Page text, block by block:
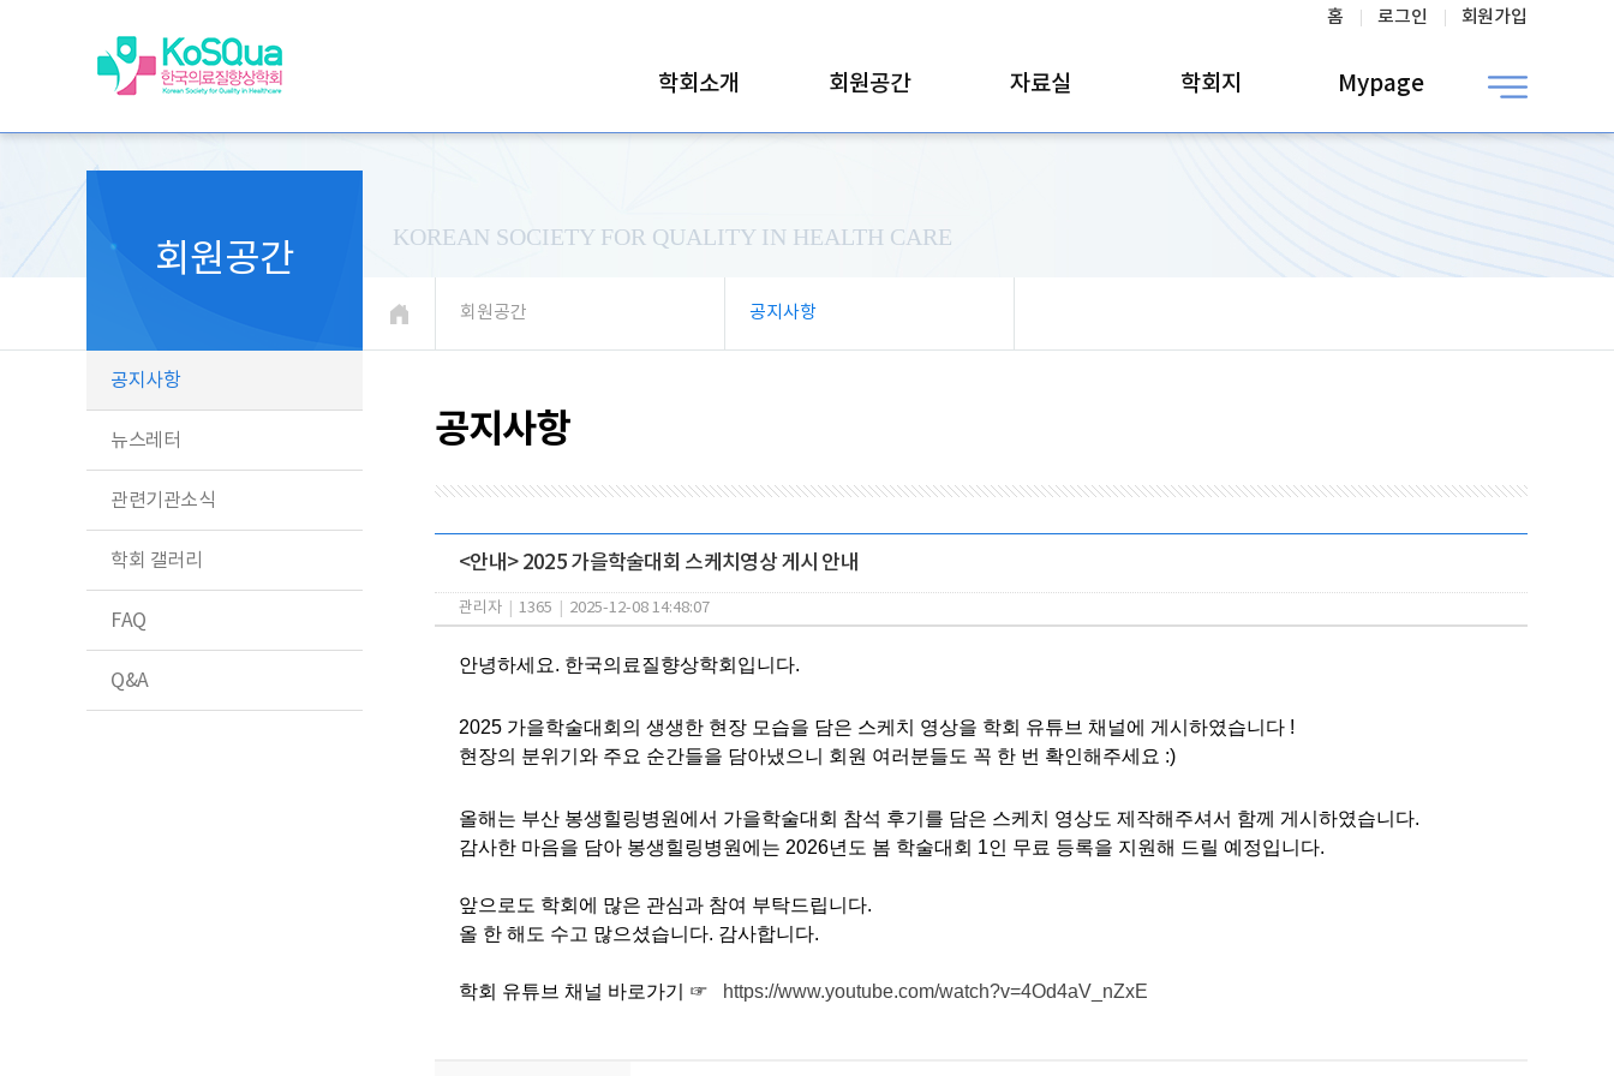
홈 로그인 회원가입
학회소개 회원공간 자료실 학회지 Mypage
KOREAN SOCIETY FOR QUALITY IN HEALTH CARE
회원공간 공지사항
회원공간
공지사항
뉴스레터
관련기관소식
학회 갤러리
FAQ
Q&A
공지사항
<안내> 2025 가을학술대회 스케치영상 게시 안내
관리자 1365 2025-12-08 14:48:07
​안녕하세요. 한국의료질향상학회입니다.
2025 가을학술대회의 생생한 현장 모습을 담은 스케치 영상을 학회 유튜브 채널에 게시하였습니다 !
현장의 분위기와 주요 순간들을 담아냈으니 회원 여러분들도 꼭 한 번 확인해주세요 :)
올해는 부산 봉생힐링병원에서 가을학술대회 참석 후기를 담은 스케치 영상도 제작해주셔서 함께 게시하였습니다.
감사한 마음을 담아 봉생힐링병원에는 2026년도 봄 학술대회 1인 무료 등록을 지원해 드릴 예정입니다.
앞으로도 학회에 많은 관심과 참여 부탁드립니다.
올 한 해도 수고 많으셨습니다. 감사합니다.
학회 유튜브 채널 바로가기 ☞ https://www.youtube.com/watch?v=4Od4aV_nZxE